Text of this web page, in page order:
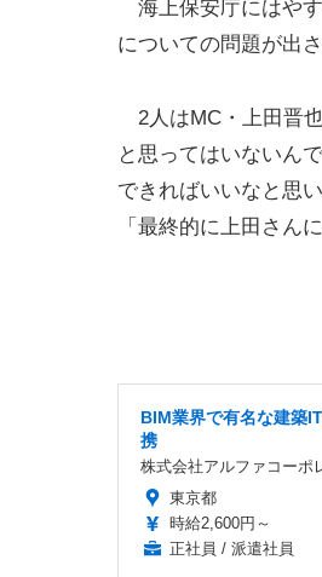
海上保安庁にはや
についての問題が出
2人はMC・上田晋
と思ってはいないん
できればいいなと思
「最終的に上田さん
BIM業界で有名な建築
携
株式会社アルファコーポ
東京都
時給2,600円～
正社員 / 派遣社員